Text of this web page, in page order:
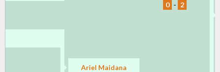
0 - 2
Ariel Maidana